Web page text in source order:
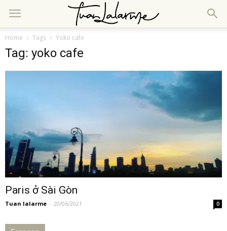
Home Tags Yoko cafe
Tag: yoko cafe
Paris ở Sài Gòn
Tuan lalarme - 20/06/2021 0